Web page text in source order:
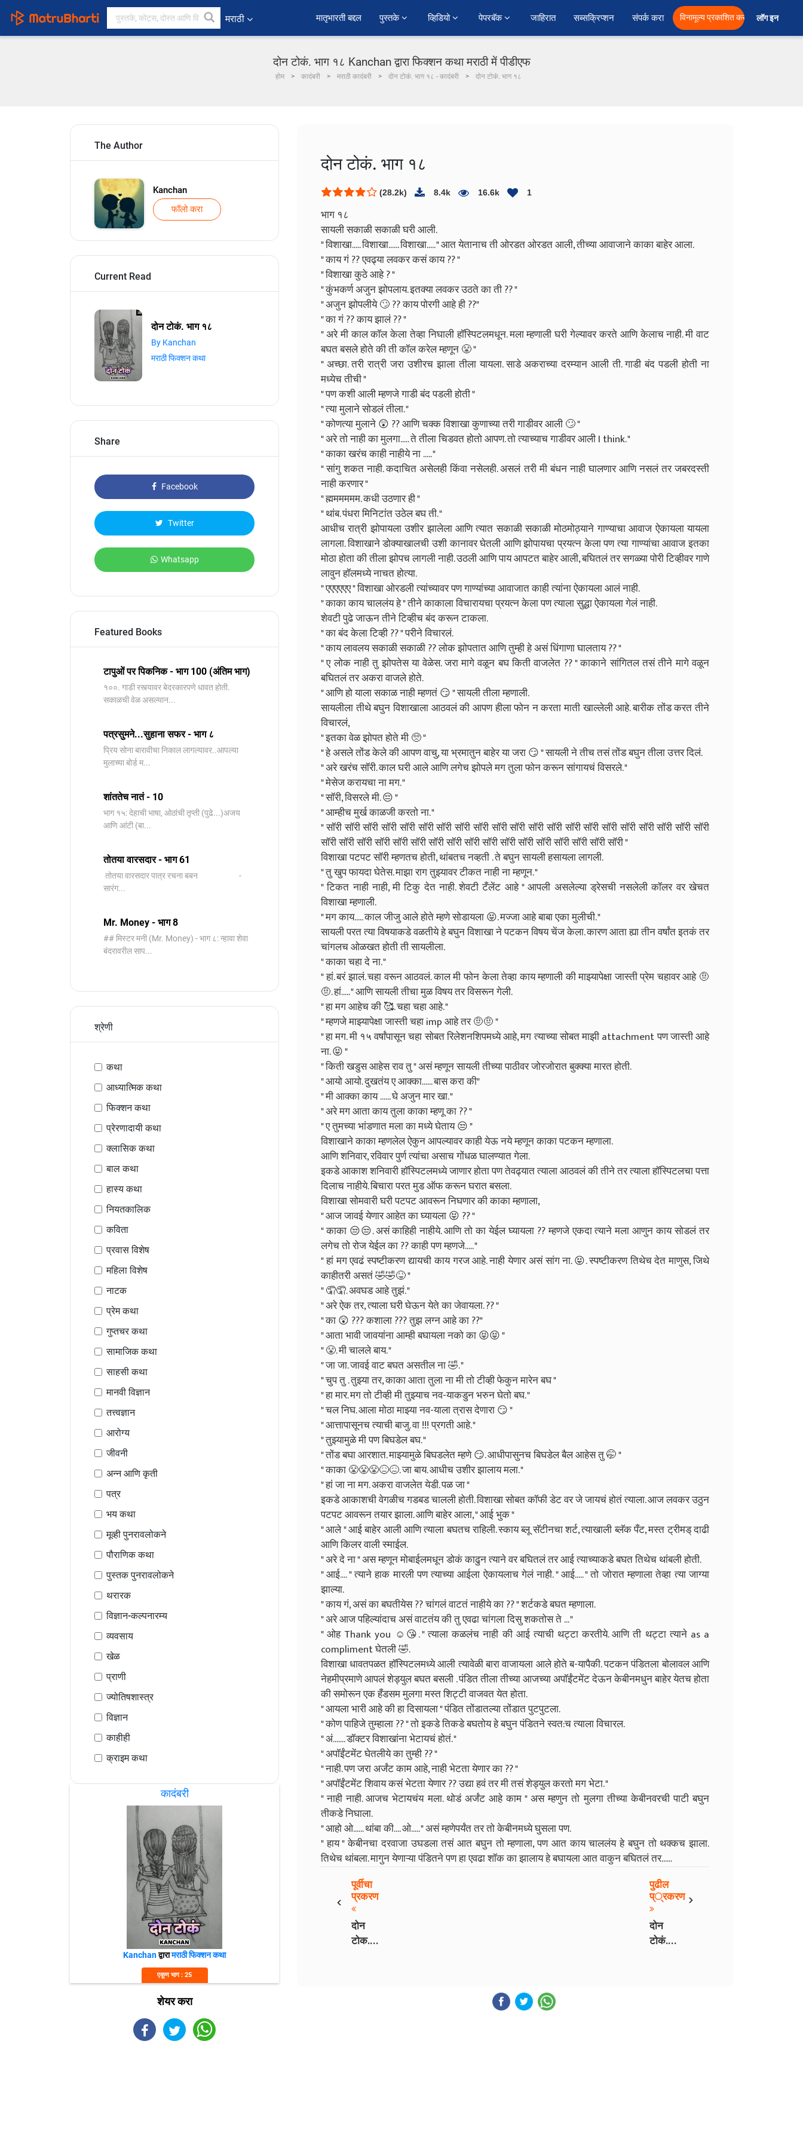
मराठी ﻿मातृभारती बद्दल पुस्तके व्हिडियो पेपरबॅक जाहिरात सब्सक्रिप्शन संपर्क करा विनामूल्य प्रकाशित करा लॉग इन
दोन टोकं. भाग १८ Kanchan द्वारा फिक्शन कथा मराठी में पीडीएफ
होम कादंबरी मराठी कादंबरी दोन टोकं. भाग १८ - कादंबरी दोन टोकं. भाग १८
The Author
Kanchan
फॉलो करा
Current Read
दोन टोकं. भाग १८
By Kanchan
मराठी फिक्शन कथा
Share
Facebook
Twitter
Whatsapp
Featured Books
टापुओं पर पिकनिक - भाग 100 (अंतिम भाग)
१००. गाडी रस्त्यावर बेदरकारपणे धावत होती.
सकाळची वेळ असल्यान...
पत्रसुमने...सुहाना सफर - भाग ८
प्रिय सोना बारावीचा निकाल लागल्यावर..आपल्या
मुलाच्या बोर्ड म...
शांततेच नातं - 10
भाग १५: देहाची भाषा, ओठांची तृप्ती (पुढे...)अजय
आणि आंटी (बा...
तोतया वारसदार - भाग 61
तोतया वारसदार पात्र रचना बबन -
सारंग...
Mr. Money - भाग 8
## मिस्टर मनी (Mr. Money) - भाग ८: न्हावा शेवा
बंदरावरील साप...
श्रेणी
कथा
आध्यात्मिक कथा
फिक्शन कथा
प्रेरणादायी कथा
क्लासिक कथा
बाल कथा
हास्य कथा
नियतकालिक
कविता
प्रवास विशेष
महिला विशेष
नाटक
प्रेम कथा
गुप्तचर कथा
सामाजिक कथा
साहसी कथा
मानवी विज्ञान
तत्त्वज्ञान
आरोग्य
जीवनी
अन्न आणि कृती
पत्र
भय कथा
मूव्ही पुनरावलोकने
पौराणिक कथा
पुस्तक पुनरावलोकने
थरारक
विज्ञान-कल्पनारम्य
व्यवसाय
खेळ
प्राणी
ज्योतिषशास्त्र
विज्ञान
काहीही
क्राइम कथा
कादंबरी
Kanchanद्वारामराठी फिक्शन कथा
एकूण भाग : 25
शेयर करा
दोन टोकं. भाग १८
(28.2k) 8.4k 16.6k 1
भाग १८
सायली सकाळी सकाळी घरी आली.
" विशाखा..... विशाखा...... विशाखा..... " आत येतानाच ती ओरडत ओरडत आली, तीच्या आवाजाने काका बाहेर आला.
" काय गं ?? एवढ्या लवकर कसं काय ?? "
" विशाखा कुठे आहे ? "
" कुंभकर्ण अजुन झोपलाय. इतक्या लवकर उठते का ती ?? "
" अजुन झोपलीये 🙄 ?? काय पोरगी आहे ही ??"
" का गं ?? काय झालं ?? "
" अरे मी काल कॉल केला तेव्हा निघाली हॉस्पिटलमधून. मला म्हणाली घरी गेल्यावर करते आणि केलाच नाही. मी वाट
बघत बसले होते की ती कॉल करेल म्हणून 😤 "
" अच्छा. तरी रात्री जरा उशीरच झाला तीला यायला. साडे अकराच्या दरम्यान आली ती. गाडी बंद पडली होती ना
मध्येच तीची "
" पण कशी आली म्हणजे गाडी बंद पडली होती "
" त्या मुलाने सोडलं तीला. "
" कोणत्या मुलाने 😲 ?? आणि चक्क विशाखा कुणाच्या तरी गाडीवर आली 🙄 "
" अरे तो नाही का मुलगा..... ते तीला चिडवत होतो आपण. तो त्याच्याच गाडीवर आली I think. "
" काका खरंच काही नाहीये ना ..... "
" सांगु शकत नाही. कदाचित असेलही किंवा नसेलही. असलं तरी मी बंधन नाही घालणार आणि नसलं तर जबरदस्ती
नाही करणार "
" ह्मममममम. कधी उठणार ही "
" थांब. पंधरा मिनिटांत उठेल बघ ती. "
आधीच रात्री झोपायला उशीर झालेला आणि त्यात सकाळी सकाळी मोठमोठ्याने गाण्याचा आवाज ऐकायला यायला
लागला. विशाखाने डोक्याखालची उशी कानावर घेतली आणि झोपायचा प्रयत्न केला पण त्या गाण्यांचा आवाज इतका
मोठा होता की तीला झोपच लागली नाही. उठली आणि पाय आपटत बाहेर आली, बघितलं तर सगळ्या पोरी टिव्हीवर गाणे
लावुन हॉलमध्ये नाचत होत्या.
" एएएएएए " विशाखा ओरडली त्यांच्यावर पण गाण्यांच्या आवाजात काही त्यांना ऐकायला आलं नाही.
" काका काय चाललंय हे " तीने काकाला विचारायचा प्रयत्न केला पण त्याला सुद्धा ऐकायला गेलं नाही.
शेवटी पुढे जाऊन तीने टिव्हीच बंद करून टाकला.
" का बंद केला टिव्ही ?? " परीने विचारलं.
" काय लावलय सकाळी सकाळी ?? लोक झोपतात आणि तुम्ही हे असं धिंगाणा घालताय ?? "
" ए लोक नाही तु झोपतेस या वेळेस. जरा मागे वळून बघ किती वाजलेत ?? " काकाने सांगितल तसं तीने मागे वळून
बघितलं तर अकरा वाजले होते.
" आणि हो याला सकाळ नाही म्हणतं 😏 " सायली तीला म्हणाली.
सायलीला तीथे बघुन विशाखाला आठवलं की आपण हीला फोन न करता माती खाल्लेली आहे. बारीक तोंड करत तीने
विचारलं,
" इतका वेळ झोपत होते मी 🥺 "
" हे असले तोंड केले की आपण वाचु, या भ्रमातुन बाहेर या जरा 😏 " सायली ने तीच तसं तोंड बघुन तीला उत्तर दिलं.
" अरे खरंच सॉरी. काल घरी आले आणि लगेच झोपले मग तुला फोन करून सांगायचं विसरले. "
" मेसेज करायचा ना मग. "
" सॉरी, विसरले मी. 😔 "
" आम्हीच मुर्ख काळजी करतो ना. "
" सॉरी सॉरी सॉरी सॉरी सॉरी सॉरी सॉरी सॉरी सॉरी सॉरी सॉरी सॉरी सॉरी सॉरी सॉरी सॉरी सॉरी सॉरी सॉरी सॉरी सॉरी
सॉरी सॉरी सॉरी सॉरी सॉरी सॉरी सॉरी सॉरी सॉरी सॉरी सॉरी सॉरी सॉरी सॉरी सॉरी सॉरी सॉरी "
विशाखा पटपट सॉरी म्हणतच होती, थांबतच नव्हती . ते बघुन सायली हसायला लागली.
" तु खुप फायदा घेतेस. माझा राग तुझ्यावर टीकत नाही ना म्हणून. "
" टिकत नाही नाही, मी टिकु देत नाही. शेवटी टँलेंट आहे " आपली असलेल्या ड्रेसची नसलेली कॉलर वर खेचत
विशाखा म्हणाली.
" मग काय..... काल जीजु आले होते म्हणे सोडायला 😝. मज्जा आहे बाबा एका मुलीची. "
सायली परत त्या विषयाकडे वळतीये हे बघुन विशाखा ने पटकन‌ विषय चेंज केला. कारण आता ह्या तीन वर्षांत इतकं तर
चांगलच ओळखत होती ती सायलीला.
" काका चहा दे ना. "
" हां. बरं झालं. चहा वरून आठवलं. काल मी फोन केला तेव्हा काय म्हणाली की माझ्यापेक्षा जास्ती प्रेम चहावर आहे 🤨
🤨. हां..... " आणि सायली तीचा मुळ विषय तर विसरून गेली.
" हा मग आहेच की 🥰. चहा चहा आहे. "
" म्हणजे माझ्यापेक्षा जास्ती चहा imp आहे तर 🤨🤨 "
" हा मग. मी १५ वर्षांपासून चहा सोबत रिलेशनशिपमध्ये आहे, मग त्याच्या सोबत माझी attachment पण जास्ती आहे
ना. 😝 "
" किती खडुस आहेस राव तु " असं म्हणून सायली तीच्या पाठीवर जोरजोरात बुक्क्या मारत होती.
" आयो आयो. दुखतंय ए आक्का...... बास करा की"
" मी आक्का काय ...... घे अजुन मार खा. "
" अरे मग आता काय तुला काका म्हणू का ?? "
" ए तुमच्या भांडणात मला का मध्ये घेताय 😒 "
विशाखाने काका म्हणलेल ऐकुन आपल्यावर काही येऊ नये म्हणून काका पटकन म्हणाला.
आणि शनिवार, रविवार पुर्ण त्यांचा असाच गोंधळ घालण्यात गेला.
इकडे आकाश शनिवारी हॉस्पिटलमध्ये जाणार होता पण तेवढ्यात त्याला आठवलं की तीने तर त्याला हॉस्पिटलचा पत्ता
दिलाच नाहीये. बिचारा परत मुड ऑफ करून घरात बसला.
विशाखा सोमवारी घरी पटपट आवरून निघणार की काका म्हणाला,
" आज जावई येणार आहेत का घ्यायला 😝 ?? "
" काका 😒😒. असं काहिही नाहीये. आणि तो का येईल घ्यायला ?? म्हणजे एकदा त्याने मला आणुन काय सोडलं तर
लगेच तो रोज येईल का ?? काही पण म्हणजे..... "
" हां मग एवढं स्पष्टीकरण द्यायची काय गरज आहे. नाही येणार असं सांग ना. 😝. स्पष्टीकरण तिथेच देत माणुस, जिथे
काहीतरी असतं 🤣🤣😝 "
" 🤦🤦. अवघड आहे तुझं. "
" अरे ऐक तर, त्याला घरी घेऊन येते का जेवायला. ?? "
" का 😲 ??? कशाला ??? तुझ लग्न आहे का ??"
" आता भावी जावयांना आम्ही बघायला नको का 😝😝 "
" 😤. मी चालले बाय. "
" जा जा. जावई वाट बघत असतील ना 🤣. "
" चुप तु . तुझ्या तर, काका आता तुला ना मी तो टीव्ही फेकुन मारेन बघ "
" हा मार. मग तो टीव्ही मी तुझ्याच नव-याकडुन भरुन घेतो बघ. "
" चल निघ. आला मोठा माझ्या नव-याला त्रास देणारा 😏 "
" आत्तापासूनच त्याची बाजु. वा !!! प्रगती आहे. "
" तुझ्यामुळे मी पण बिघडेल बघ. "
" तोंड बघा आरशात. माझ्यामुळे बिघडलेत म्हणे 😏. आधीपासुनच बिघडेल बैल आहेस तु 🤭 "
" काका 😤😤😤😖😖. जा बाय. आधीच उशीर झालाय मला. "
" हां जा ना मग. अकरा वाजलेत येडी. पळ जा "
इकडे आकाशची वेगळीच गडबड चालली होती. विशाखा सोबत कॉफी डेट वर जे जायचं होतं त्याला. आज लवकर उठुन
पटपट आवरून तयार झाला. आणि बाहेर आला, " आई भुक "
" आले " आई बाहेर आली आणि त्याला बघतच राहिली. स्काय ब्लू सॅटीनचा शर्ट, त्याखाली ब्लॅक पँट, मस्त ट्रीमड् दाढी
आणि किलर वाली स्माईल.
" अरे दे ना " अस‌ म्हणून मोबाईलमधून डोकं काढुन त्याने वर बघितलं तर आई त्याच्याकडे बघत तिथेच थांबली होती.
" आई.... " त्याने हाक मारली पण त्याच्या आईला ऐकायलाच गेलं नाही. " आई..... " तो जोरात म्हणाला तेव्हा त्या जाग्या
झाल्या.
" काय गं, असं का बघतीयेस ?? चांगलं वाटतं नाहीये का ?? " शर्टकडे बघत म्हणाला.
" अरे आज पहिल्यांदाच असं वाटतंय की तु एवढा चांगला दिसु शकतोस ते ... "
" ओह Thank you ☺️😘. " त्याला कळलंच नाही की आई त्याची थट्टा करतीये. आणि ती थट्टा त्याने as a
compliment घेतली 🤣.
विशाखा धावतपळत हॉस्पिटलमध्ये आली त्यावेळी बारा वाजायला आले होते ब-यापैकी. पटकन पंडितला बोलावल आणि
नेहमीप्रमाणे आपलं शेड्युल बघत बसली . पंडित तीला तीच्या आजच्या अपॉईंटमेंट देऊन केबीनमधुन बाहेर येतच होता
की समोरून एक हँडसम मुलगा मस्त शिट्टी वाजवत येत होता.
" आयला भारी आहे की हा दिसायला " पंडित तोंडातल्या तोंडात पुटपुटला.
" कोण पाहिजे तुम्हाला ?? " तो इकडे तिकडे बघतोय हे बघुन पंडितने स्वत:च त्याला विचारल.
" अं....... डॉक्टर विशाखांना भेटायचं होतं. "
" अपाॅईंटमेंट घेतलीये का तुम्ही ?? "
" नाही. पण जरा अर्जंट काम आहे, नाही भेटता येणार का ?? "
" अपाॅईंटमेंट शिवाय कसं भेटता येणार ?? उद्या हवं तर मी तसं शेड्युल करतो मग भेटा. "
" नाही नाही. आजच भेटायचंय मला. थोडं अर्जंट आहे काम " अस‌ म्हणुन तो मुलगा तीच्या केबीनवरची पाटी बघुन
तीकडे निघाला.
" आहो ओ...... थांबा की.... ओ..... " असं म्हणेपर्यंत तर तो केबीनमध्ये घुसला पण.
" हाय " केबीनचा दरवाजा उघडला तसं आत बघुन तो म्हणाला, पण आत काय चाललंय हे बघुन तो थक्कच झाला.
तिथेच थांबला. मागुन येणाऱ्या पंडितने पण हा एवढा शॉक का झालाय हे बघायला आत वाकुन बघितलं तर......
‹
पूर्वीचा
प्रकरण
दोन
टोक.
›
पुढील
प्रकरण
दोन
टोकं.